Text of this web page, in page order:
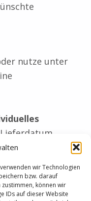
wir Technologien
bzw. darauf
zustimmen, können wir
IDs auf dieser Website
nutze unter